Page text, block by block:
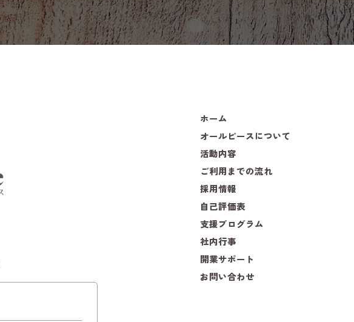
ホーム
オールピースについて
活動内容
ご利用までの流れ
採用情報
自己評価表
支援プログラム
社内行事
開業サポート
お問い合わせ